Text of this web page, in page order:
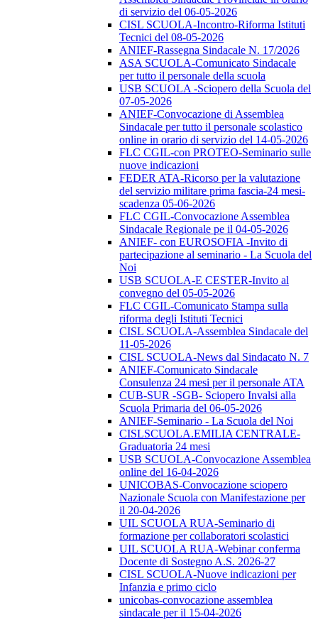
di servizio del 06-05-2026
CISL SCUOLA-Incontro-Riforma Istituti
Tecnici del 08-05-2026
ANIEF-Rassegna Sindacale N. 17/2026
ASA SCUOLA-Comunicato Sindacale
per tutto il personale della scuola
USB SCUOLA -Sciopero della Scuola del
07-05-2026
ANIEF-Convocazione di Assemblea
Sindacale per tutto il personale scolastico
online in orario di servizio del 14-05-2026
FLC CGIL-con PROTEO-Seminario sulle
nuove indicazioni
FEDER ATA-Ricorso per la valutazione
del servizio militare prima fascia-24 mesi-
scadenza 05-06-2026
FLC CGIL-Convocazione Assemblea
Sindacale Regionale pe il 04-05-2026
ANIEF- con EUROSOFIA -Invito di
partecipazione al seminario - La Scuola del
Noi
USB SCUOLA-E CESTER-Invito al
convegno del 05-05-2026
FLC CGIL-Comunicato Stampa sulla
riforma degli Istituti Tecnici
CISL SCUOLA-Assemblea Sindacale del
11-05-2026
CISL SCUOLA-News dal Sindacato N. 7
ANIEF-Comunicato Sindacale
Consulenza 24 mesi per il personale ATA
CUB-SUR -SGB- Sciopero Invalsi alla
Scuola Primaria del 06-05-2026
ANIEF-Seminario - La Scuola del Noi
CISLSCUOLA.EMILIA CENTRALE-
Graduatoria 24 mesi
USB SCUOLA-Convocazione Assemblea
online del 16-04-2026
UNICOBAS-Convocazione sciopero
Nazionale Scuola con Manifestazione per
il 20-04-2026
UIL SCUOLA RUA-Seminario di
formazione per collaboratori scolastici
UIL SCUOLA RUA-Webinar conferma
Docente di Sostegno A.S. 2026-27
CISL SCUOLA-Nuove indicazioni per
Infanzia e primo ciclo
unicobas-convocazione assemblea
sindacale per il 15-04-2026